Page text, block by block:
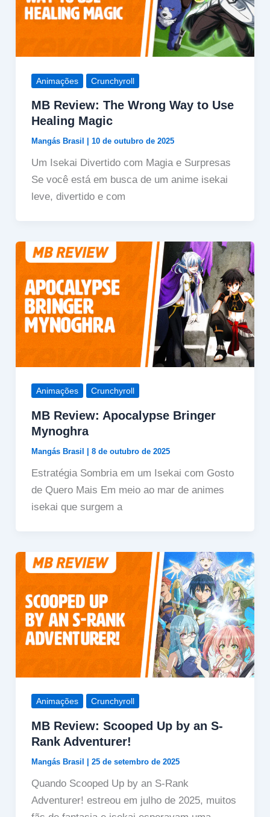
Animações Crunchyroll
MB Review: The Wrong Way to Use
Healing Magic
Mangás Brasil 10 de outubro de 2025
Um Isekai Divertido com Magia e Surpresas
Se você está em busca de um anime isekai
leve, divertido e com
Animações Crunchyroll
MB Review: Apocalypse Bringer
Mynoghra
Mangás Brasil 8 de outubro de 2025
Estratégia Sombria em um Isekai com Gosto
de Quero Mais Em meio ao mar de animes
isekai que surgem a
Animações Crunchyroll
MB Review: Scooped Up by an S-
Rank Adventurer!
Mangás Brasil 25 de setembro de 2025
Quando Scooped Up by an S-Rank
Adventurer! estreou em julho de 2025, muitos